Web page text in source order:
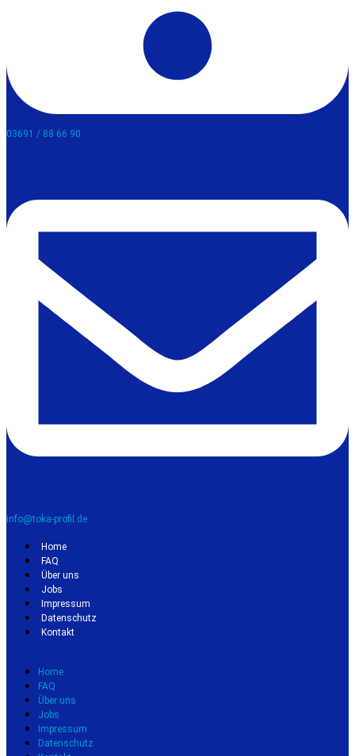
03691 / 88 66 90​
info@toka-profil.de
Home
FAQ
Über uns
Jobs
Impressum
Datenschutz
Kontakt
Home
FAQ
Über uns
Jobs
Impressum
Datenschutz